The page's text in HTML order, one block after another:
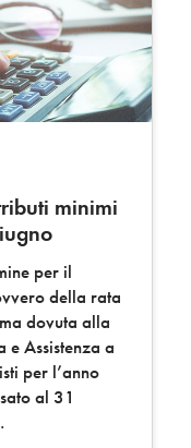
minimi
per il
della rata
dovuta alla
e Assistenza a
per l’anno
al 31